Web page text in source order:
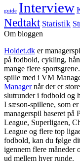
guide Interview
Nedtakt Statistik
Om bloggen
Holdet.dk er
på fodbold, cykling,
mange flere
spille med i VM
Managernår der er store
slutrunder i fodbold og
I sæson-spillene, som er
managerspil baseret på
League, Superligaen,
League og flere top
fodbold, kan du følge
igennem flere måneder
ud mellem hver runde.